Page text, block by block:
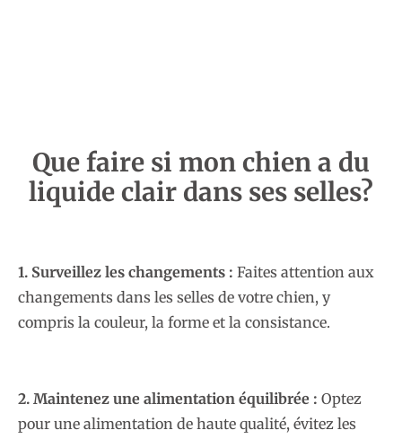
Que faire si mon chien a du
liquide clair dans ses selles?
1. Surveillez les changements : Faites attention aux
changements dans les selles de votre chien, y
compris la couleur, la forme et la consistance.
2. Maintenez une alimentation équilibrée : Optez
pour une alimentation de haute qualité, évitez les